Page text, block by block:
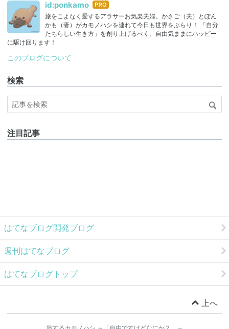
id:ponkamo はて
なブ
ログ
Pro
旅をこよなく愛するアラサーお気楽夫婦。かさご（夫）とぽん
かも（妻）がカモノハシを連れて今日も世界をぶらり！ 「自分
たちらしい生き方」を創り上げるべく、自由気ままにハッピー
に駆け回ります！
このブログについて
検索
注目記事
はてなブログ開発ブログ
週刊はてなブログ
はてなブログトップ
上へ